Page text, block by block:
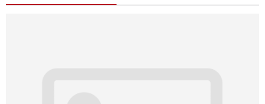
Sàn giao dịch Quảng Bình
Sàn giao dịch Quảng Nam